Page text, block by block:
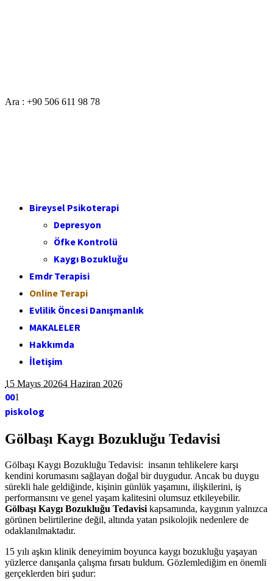
Ara : +90 506 611 98 78
Bireysel Psikoterapi
Depresyon
Öfke Kontrolü
Kaygı Bozukluğu
Emdr Terapisi
Online Terapi
Evlilik Öncesi Danışmanlık
MAKALELER
Hakkımda
İletişim
15 Mayıs 20264 Haziran 2026
001
piskolog
Gölbaşı Kaygı Bozukluğu Tedavisi
Gölbaşı Kaygı Bozukluğu Tedavisi: insanın tehlikelere karşı
kendini korumasını sağlayan doğal bir duygudur. Ancak bu duygu
sürekli hale geldiğinde, kişinin günlük yaşamını, ilişkilerini, iş
performansını ve genel yaşam kalitesini olumsuz etkileyebilir.
Gölbaşı Kaygı Bozukluğu Tedavisi kapsamında, kaygının yalnızca
görünen belirtilerine değil, altında yatan psikolojik nedenlere de
odaklanılmaktadır.
15 yılı aşkın klinik deneyimim boyunca kaygı bozukluğu yaşayan
yüzlerce danışanla çalışma fırsatı buldum. Gözlemlediğim en önemli
gerçeklerden biri şudur: